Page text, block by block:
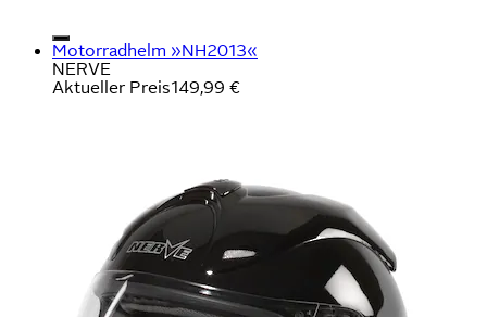
Motorradhelm »NH2013«
NERVE
Aktueller Preis149,99 €